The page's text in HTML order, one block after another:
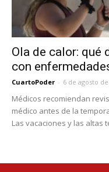
Ola de calor: qué
con
CuartoPoder - 6 de agosto
Médicos recomiendan
médico antes de la
Las vacaciones y las altas